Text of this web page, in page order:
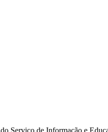
do Serviço de Informação e